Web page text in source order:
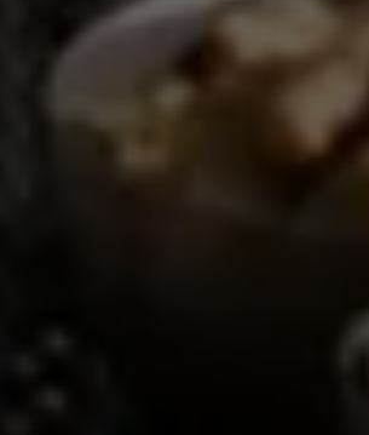
LE NAOURA